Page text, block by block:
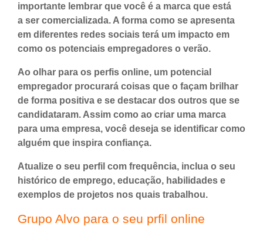
importante lembrar que você é a marca que está
a ser comercializada. A forma como se apresenta
em diferentes redes sociais terá um impacto em
como os potenciais empregadores o verão.
Ao olhar para os perfis online, um potencial
empregador procurará coisas que o façam brilhar
de forma positiva e se destacar dos outros que se
candidataram. Assim como ao criar uma marca
para uma empresa, você deseja se identificar como
alguém que inspira confiança.
Atualize o seu perfil com frequência, inclua o seu
histórico de emprego, educação, habilidades e
exemplos de projetos nos quais trabalhou.
Grupo Alvo para o seu prfil online